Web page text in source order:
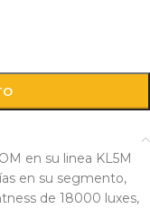
en su linea KL5M
en su segmento,
de 18000 luxes,